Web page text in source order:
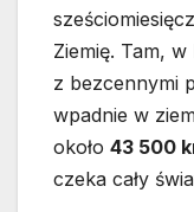
Ziemię. Tam,
z bezcennymi
wpadnie w
około 43 500
czeka cały